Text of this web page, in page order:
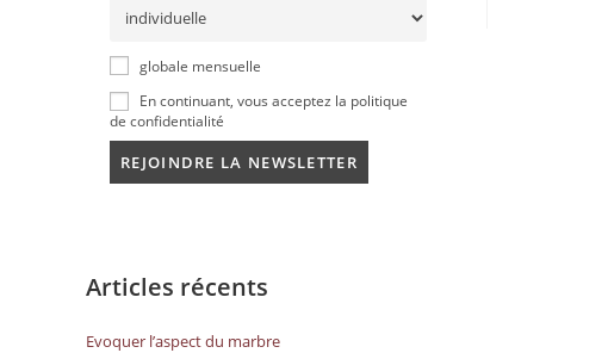
globale mensuelle
En continuant, vous acceptez la politique
de confidentialité
Articles récents
Evoquer l’aspect du marbre